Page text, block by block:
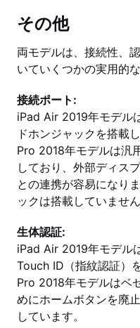
その他
両モデルは、接続性、
いていくつかの実用的
接続ポート:
iPad Air 2019年モデル
ドホンジャックを搭載
Pro 2018年モデルは汎
しており、外部ディス
との連携が容易になり
ックは搭載していません
生体認証:
iPad Air 2019年モデル
Touch ID（指紋認証）
Pro 2018年モデルはベ
めにホームボタンを廃
しています。